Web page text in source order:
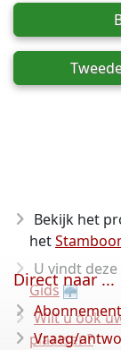
Bekijk het
het
U vindt
Gids
Wilt u ook
plaatsen?
Direct naar ...
Abonnement
Vraag/